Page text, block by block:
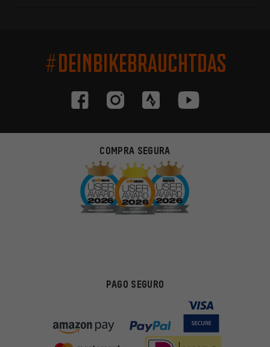
#DEINBIKEBRAUCHTDAS
COMPRA SEGURA
PAGO SEGURO